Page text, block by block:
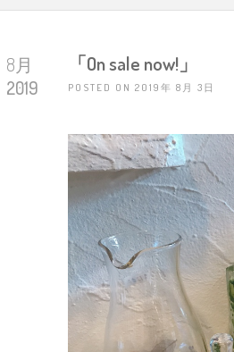
8月
2019
「On sale now!」
POSTED ON 2019年 8月 3日